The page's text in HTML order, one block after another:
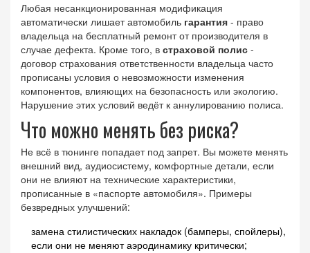
Любая несанкционированная модификация
автоматически лишает автомобиль гарантия - право
владельца на бесплатный ремонт от производителя в
случае дефекта. Кроме того, в страховой полис -
договор страхования ответственности владельца часто
прописаны условия о невозможности изменения
компонентов, влияющих на безопасность или экологию.
Нарушение этих условий ведёт к аннулированию полиса.
Что можно менять без риска?
Не всё в тюнинге попадает под запрет. Вы можете менять
внешний вид, аудиосистему, комфортные детали, если
они не влияют на технические характеристики,
прописанные в «паспорте автомобиля». Примеры
безвредных улучшений:
замена стилистических накладок (бамперы, спойлеры),
если они не меняют аэродинамику критически;